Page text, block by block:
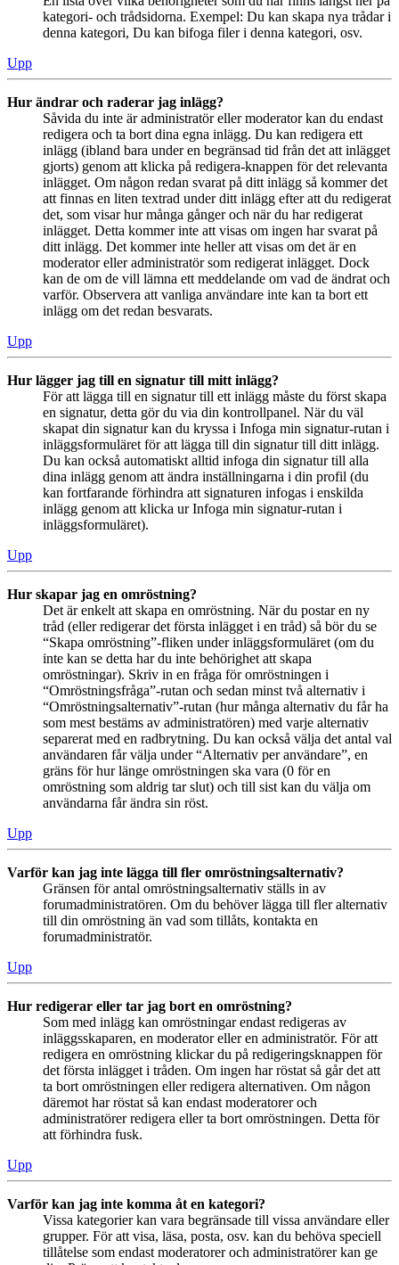
kategori- och trådsidorna. Exempel: Du kan skapa nya trådar i
denna kategori, Du kan bifoga filer i denna kategori, osv.
Upp
Hur ändrar och raderar jag inlägg?
Såvida du inte är administratör eller moderator kan du endast
redigera och ta bort dina egna inlägg. Du kan redigera ett
inlägg (ibland bara under en begränsad tid från det att inlägget
gjorts) genom att klicka på redigera-knappen för det relevanta
inlägget. Om någon redan svarat på ditt inlägg så kommer det
att finnas en liten textrad under ditt inlägg efter att du redigerat
det, som visar hur många gånger och när du har redigerat
inlägget. Detta kommer inte att visas om ingen har svarat på
ditt inlägg. Det kommer inte heller att visas om det är en
moderator eller administratör som redigerat inlägget. Dock
kan de om de vill lämna ett meddelande om vad de ändrat och
varför. Observera att vanliga användare inte kan ta bort ett
inlägg om det redan besvarats.
Upp
Hur lägger jag till en signatur till mitt inlägg?
För att lägga till en signatur till ett inlägg måste du först skapa
en signatur, detta gör du via din kontrollpanel. När du väl
skapat din signatur kan du kryssa i Infoga min signatur-rutan i
inläggsformuläret för att lägga till din signatur till ditt inlägg.
Du kan också automatiskt alltid infoga din signatur till alla
dina inlägg genom att ändra inställningarna i din profil (du
kan fortfarande förhindra att signaturen infogas i enskilda
inlägg genom att klicka ur Infoga min signatur-rutan i
inläggsformuläret).
Upp
Hur skapar jag en omröstning?
Det är enkelt att skapa en omröstning. När du postar en ny
tråd (eller redigerar det första inlägget i en tråd) så bör du se
“Skapa omröstning”-fliken under inläggsformuläret (om du
inte kan se detta har du inte behörighet att skapa
omröstningar). Skriv in en fråga för omröstningen i
“Omröstningsfråga”-rutan och sedan minst två alternativ i
“Omröstningsalternativ”-rutan (hur många alternativ du får ha
som mest bestäms av administratören) med varje alternativ
separerat med en radbrytning. Du kan också välja det antal val
användaren får välja under “Alternativ per användare”, en
gräns för hur länge omröstningen ska vara (0 för en
omröstning som aldrig tar slut) och till sist kan du välja om
användarna får ändra sin röst.
Upp
Varför kan jag inte lägga till fler omröstningsalternativ?
Gränsen för antal omröstningsalternativ ställs in av
forumadministratören. Om du behöver lägga till fler alternativ
till din omröstning än vad som tillåts, kontakta en
forumadministratör.
Upp
Hur redigerar eller tar jag bort en omröstning?
Som med inlägg kan omröstningar endast redigeras av
inläggsskaparen, en moderator eller en administratör. För att
redigera en omröstning klickar du på redigeringsknappen för
det första inlägget i tråden. Om ingen har röstat så går det att
ta bort omröstningen eller redigera alternativen. Om någon
däremot har röstat så kan endast moderatorer och
administratörer redigera eller ta bort omröstningen. Detta för
att förhindra fusk.
Upp
Varför kan jag inte komma åt en kategori?
Vissa kategorier kan vara begränsade till vissa användare eller
grupper. För att visa, läsa, posta, osv. kan du behöva speciell
tillåtelse som endast moderatorer och administratörer kan ge